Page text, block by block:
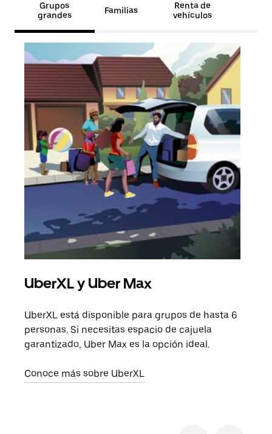
Grupos
grandes
Familias
Renta de
vehículos
UberXL y Uber Max
UberXL está disponible para grupos de hasta 6
personas. Si necesitas espacio de cajuela
garantizado, Uber Max es la opción ideal.
Conoce más sobre UberXL